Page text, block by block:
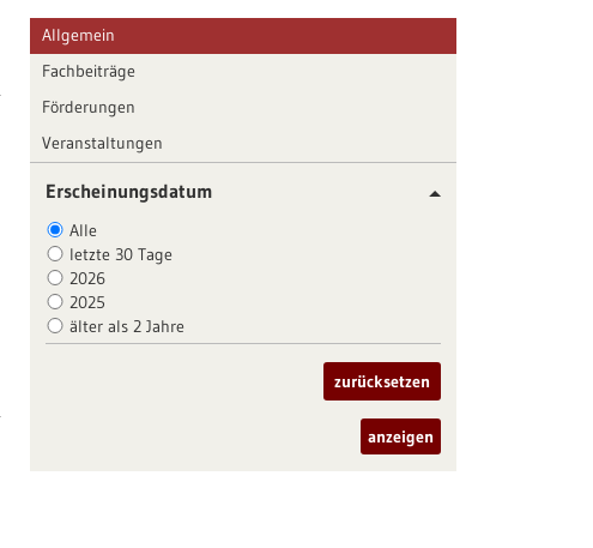
Allgemein
Fachbeiträge
Förderungen
Veranstaltungen
Erscheinungsdatum
Alle
letzte 30 Tage
2026
2025
älter als 2 Jahre
zurücksetzen
anzeigen